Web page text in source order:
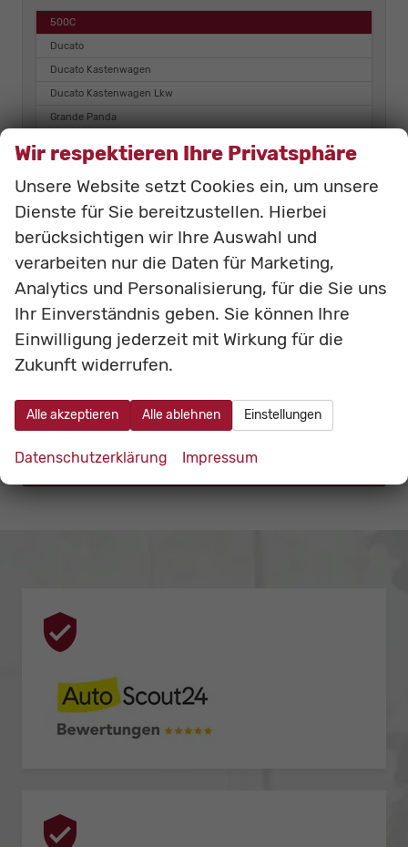
500C
Ducato
Ducato Kastenwagen
Ducato Kastenwagen Lkw
Grande Panda
Scudo
Tipo 5-Türer
Ulysse
Foton
Linktour
LMC
Mercedes-Benz
Suzuki
Anmelden
Wir respektieren Ihre Privatsphäre
Unsere Website setzt Cookies ein, um unsere
Dienste für Sie bereitzustellen. Hierbei
berücksichtigen wir Ihre Auswahl und
verarbeiten nur die Daten für Marketing,
Analytics und Personalisierung, für die Sie uns
Ihr Einverständnis geben. Sie können Ihre
Einwilligung jederzeit mit Wirkung für die
Zukunft widerrufen.
Alle akzeptieren Alle ablehnen Einstellungen
Datenschutzerklärung Impressum